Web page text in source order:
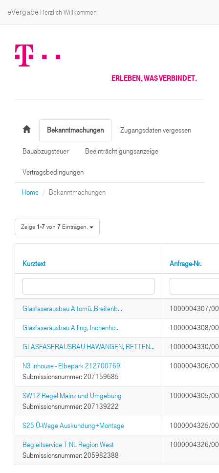
eVergabe Herzlich Willkommen
ERLEBEN, WAS VERBINDET.
Bekanntmachungen Zugangsdaten vergessen
Bauabzugsteuer Beeinträchtigungsanzeige
Vertragsbedingungen
Home Bekanntmachungen
Zeige 1-7von 7 Einträgen.
Kurztext Anfrage-Nr.
Glasfaserausbau Altomü.,Breitenb... 1000004307/
Glasfaserausbau Alling, Inchenho... 1000004308/
GLASFASERAUSBAU HAWANGEN, RETTEN... 1000004330/
N3 Inhouse - Elbepark 212700769
Submissionsnummer: 207159685
1000004306/
SW12 Regel Mainz und Umgebung
Submissionsnummer: 207139222
1000004305/
S25 Ü-Wege Auskundung+Montage 1000004325/
Begleitservice T NL Region West
Submissionsnummer: 205982388
1000004326/